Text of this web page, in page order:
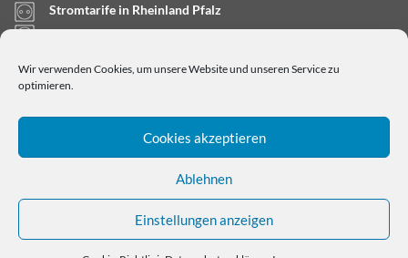
Wir verwenden Cookies, um unsere Website und unseren Service zu
optimieren.
Cookies akzeptieren
Ablehnen
Einstellungen anzeigen
Stromtarife in Rheinland Pfalz
Stromtarife in Saarland
Stromtarife in Schleswig-Holstein
Copyright © 2024stromtarifrechner.org